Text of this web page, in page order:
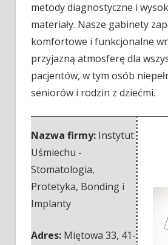
metody diagnostyczne i
materiały. Nasze gabinety
komfortowe i funkcjonalne
przyjazną atmosferę dla
pacjentów, w tym osób
seniorów i rodzin z dziećmi.
Nazwa firmy: Instytut
Uśmiechu -
Stomatologia,
Protetyka, Bonding i
Implanty
Adres: Miętowa 33, 41-